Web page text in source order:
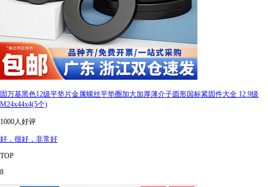
固万基黑色12级平垫片金属螺丝平垫圈加大加厚薄介子圆形国标紧固件大全 12.9级
M24x44x4(5个)
1000人好评
好，很好，非常好
TOP
8